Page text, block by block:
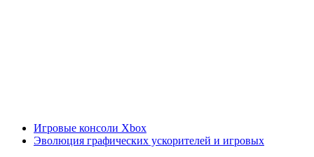
Игровые консоли Xbox
Эволюция графических ускорителей и игровых